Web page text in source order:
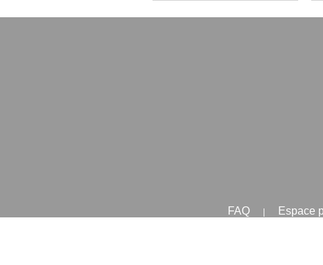
FAQ Espace